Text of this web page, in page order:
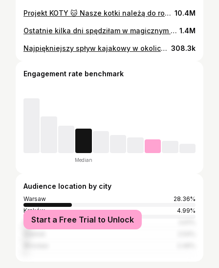
Projekt KOTY 🐱 Nasze kotki należą do rodziny, a że nie mogły być na weselu to temat obeszliśmy inaczej… What do you think, kto bardziej wywijał na parkiecie, Mia czy Otto? 🤠 #wedding #weddinginspiration #catsofinstagram 10.4M
Ostatnie kilka dni spędziłam w magicznym miejscu @agrowychodne_ ❤️ Obok drewnianej chatki krążyły daniele, jelenie, owce i barany, które tu mieszkają i chętnie podchodzą do ludzi. Co jakiś czas wpadały po przekąski - marchewki i jabłka. Dziękuję @olkapadyk za polecajkę, a @weronikasprzyk za towarzystwo i te nagrania 🦌 #citybreak #wonderland 1.4M
Najpiękniejszy spływ kajakowy w okolicach Warszawy na jakim byłam ☀️ Okolice Wyszkowa, rzeka Fiszor i Bug, niezliczone ilości gatunków ptaków nad Waszymi głowami (aplikacja do rozpoznawania ich śpiewów szalała), na polach obok konie, krowy… I przyjemna, lekka trasa. Zapłaciliśmy 60 złotych od osoby, dystans spływu to 17 km, do pokonania w 2,5-4 godziny, zależnie od tempa. Filmiki w reelsie są z września i maja, bo to nasz drugi raz na tym spływie🫶🏻 Rezerwację można wyklikać online, na stronie Kajaki.Pro (tak się nazywa organizator). Polecam 🦦#splywkajakowy #kajakiwarszawa #rzekabug 308.3k
Engagement rate benchmark
Median
Audience location by city
Warsaw
28.36%
Kraków
4.99%
Poznań
Start a Free Trial to Unlock